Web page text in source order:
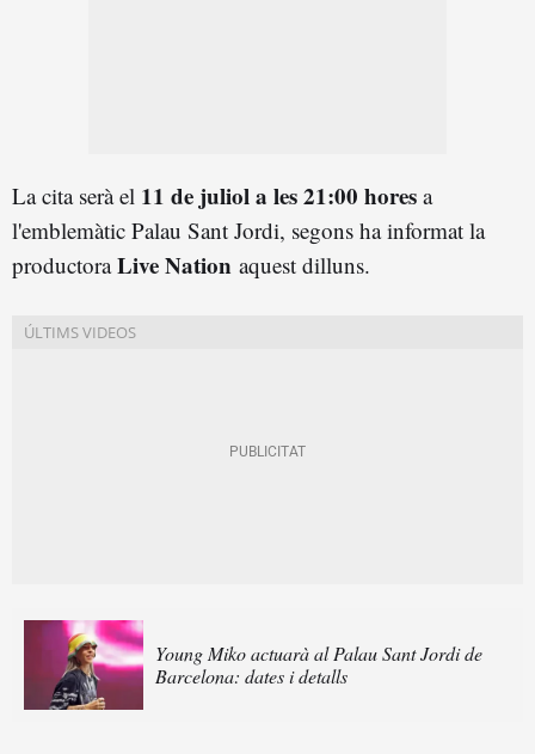
La cita serà el 11 de juliol a les 21:00 hores a
l'emblemàtic Palau Sant Jordi, segons ha informat la
productoraLive Nation aquest dilluns.
Young Miko actuarà al Palau Sant Jordi de
Barcelona: dates i detalls